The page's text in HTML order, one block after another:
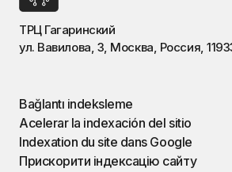
ТРЦ Гагаринский
ул. Вавилова, 3, Москва, Россия,
Bağlantı indeksleme
Acelerar la indexación del sitio
Indexation du site dans Google
Прискорити індексацію сайту